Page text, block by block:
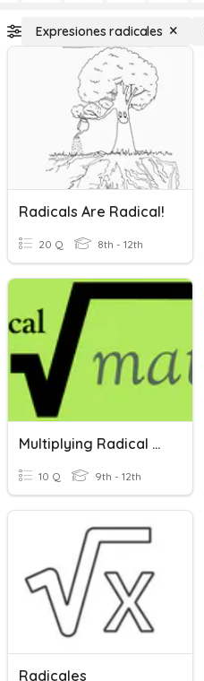
Expresiones radicales
Radicals Are Radical!
20 Q 8th - 12th
Multiplying Radical Expressions
10 Q 9th - 12th
Radicales